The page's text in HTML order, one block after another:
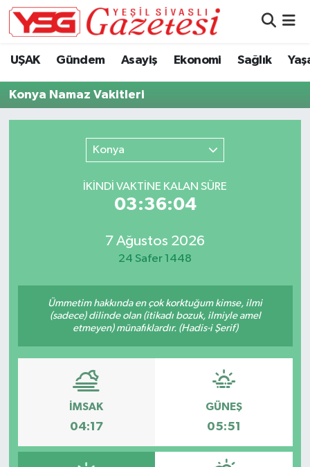
UŞAK Gündem Asayiş Ekonomi Sağlık
Konya Namaz Vakitleri
Konya
İKINDI VAKTİNE KALAN SÜRE
03:36:04
7 Ağustos 2026
24 Safer 1448
Ümmetim hakkında en çok korktuğum kimse, ilmi
(sadece) dilinde olan (itikadı bozuk, ilmiyle amel
etmeyen) münafıklardır. (Hadis-i Şerif)
İMSAK
04:17
GÜNEŞ
05:51
Hava Durumu
Namaz Vakitleri
Trafik Durumu
Süper Lig Puan Durumu ve Fikstür
Son Dakika Haberleri
Haber Arşivi